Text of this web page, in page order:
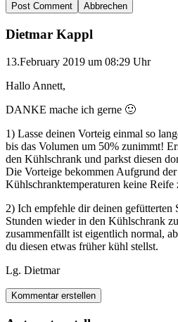
Abbrechen
Dietmar Kappl
13.February 2019 um 08:29 Uhr
Hallo Annett,
DANKE mache ich gerne 🙂
1) Lasse deinen Vorteig einmal so
bis das Volumen um 50% zunimmt!
den Kühlschrank und parkst diesen
Die Vorteige bekommen Aufgrund
Kühlschranktemperaturen keine Reife
2) Ich empfehle dir deinen gefütterten
Stunden wieder in den Kühlschrank
zusammenfällt ist eigentlich normal,
du diesen etwas früher kühl stellst.
Lg. Dietmar
Kommentar erstellen